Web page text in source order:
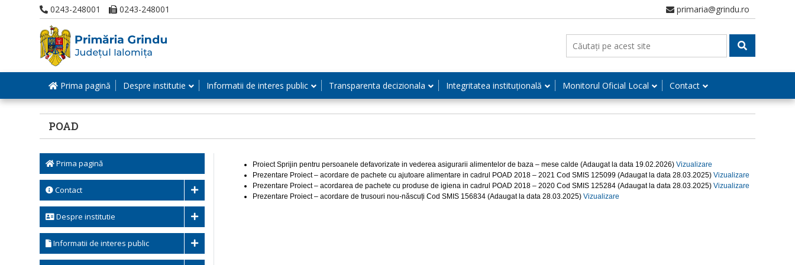
0243-248001 0243-248001 primaria@grindu.ro
Prima pagină Despre institutie Informatii de interes public Transparenta decizionala Integritatea instituțională Monitorul Oficial Local Contact
POAD
Prima pagină
Contact
Despre institutie
Informatii de interes public
Proiect Sprijin pentru persoanele defavorizate in vederea asigurarii alimentelor de baza – mese calde (Adaugat la data 19.02.2026) Vizualizare
Prezentare Proiect – acordare de pachete cu ajutoare alimentare in cadrul POAD 2018 – 2021 Cod SMIS 125099 (Adaugat la data 28.03.2025) Vizualizare
Prezentare Proiect – acordarea de pachete cu produse de igiena in cadrul POAD 2018 – 2020 Cod SMIS 125284 (Adaugat la data 28.03.2025) Vizualizare
Prezentare Proiect – acordare de trusouri nou-născuți Cod SMIS 156834 (Adaugat la data 28.03.2025) Vizualizare